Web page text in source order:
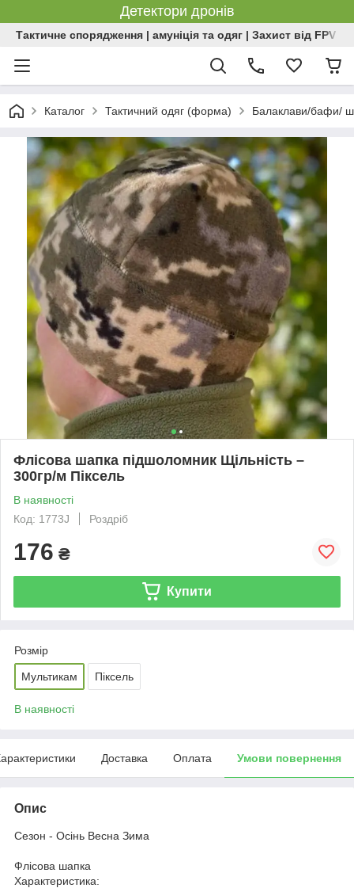
Детектори дронів
Тактичне спорядження | амуніція та одяг | Захист від FPV |
Каталог Тактичний одяг (форма) Балаклави/бафи/
Флісова шапка підшоломник Щільність –
300гр/м Піксель
В наявності
Код: 1773J
Роздріб
176 ₴
Купити
Розмір
Мультикам Піксель
В наявності
Доставка Оплата Умови повернення
Опис
Сезон - Осінь Весна Зима
Флісова шапка
Характеристика: